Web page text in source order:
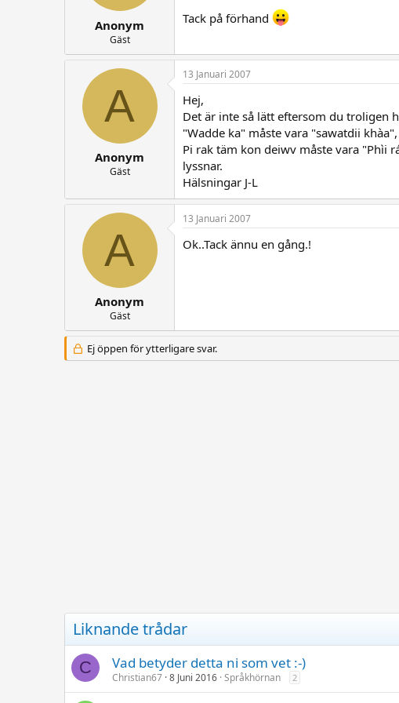
Anonym
Gäst
Tack på förhand
A
Anonym
Gäst
13 Januari 2007
Hej,
Det är inte så lätt eftersom du troligen
"Wadde ka" måste vara "sawatdii
Pi rak täm kon deiwv måste vara "Phìi
lyssnar.
Hälsningar J-L
A
Anonym
Gäst
13 Januari 2007
Ok..Tack ännu en gång.!
Ej öppen för ytterligare svar.
Liknande trådar
C Vad betyder detta ni som vet :-)
Christian67 8 Juni 2016 Språkhörnan 2